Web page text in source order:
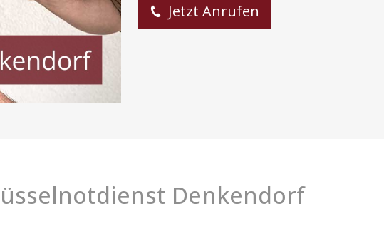
Jetzt Anrufen
Denkendorf